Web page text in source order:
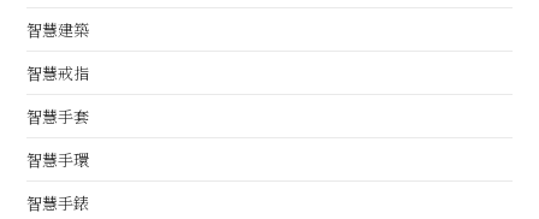
智慧建築
智慧戒指
智慧手套
智慧手環
智慧手錶